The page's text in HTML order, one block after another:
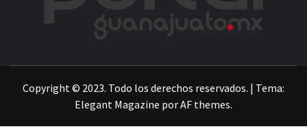
Copyright © 2023. Todo los derechos reservados. | Tema:
Elegant Magazine porAF themes.